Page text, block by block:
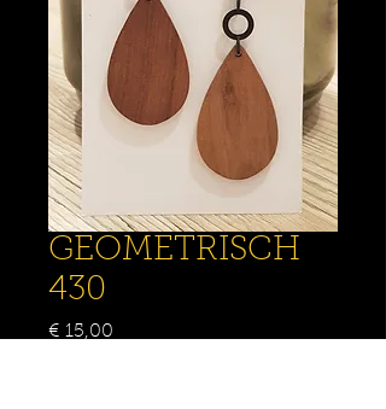
GEOMETRISCH
430
€ 15,00